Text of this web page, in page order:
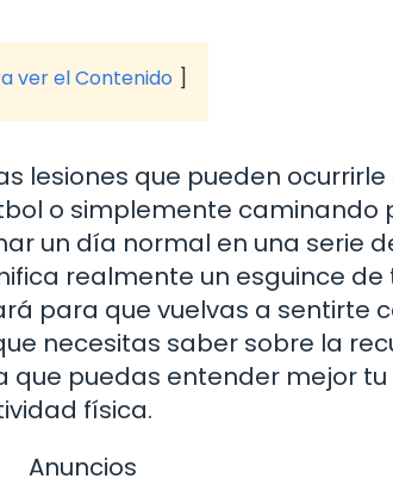
ver el Contenido
lesiones que pueden
o simplemente caminando
un día normal en una serie
realmente un esguince de
para que vuelvas a sentirte
necesitas saber sobre la
que puedas entender mejor
física.
Anuncios